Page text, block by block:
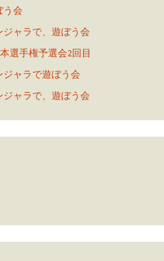
う会
ャラで、遊ぼう会
選手権予選会2回目
ャラで遊ぼう会
ャラで、遊ぼう会